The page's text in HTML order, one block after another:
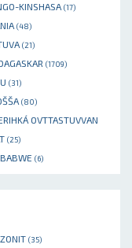
KINSHASA (17)
(48)
(21)
(1709)
(31)
(80)
OVTTASTUVVAN
(25)
(6)
(35)